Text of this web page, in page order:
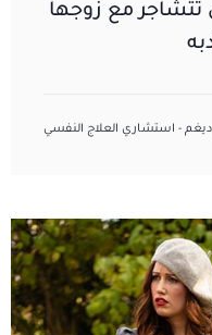
تتشاجر مع زوجها
- استشاري العلاج النفسي